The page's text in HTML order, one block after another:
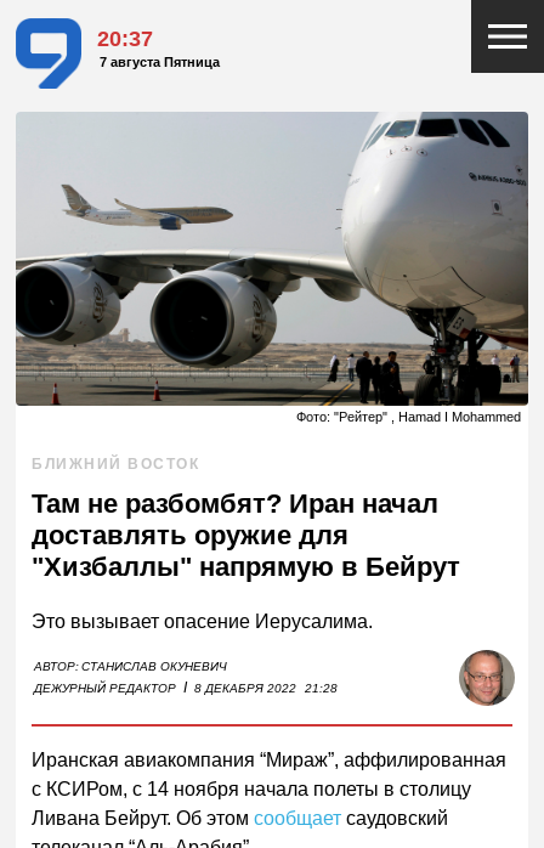
20:37
7 августа Пятница
Фото: "Рейтер" , Hamad I Mohammed
БЛИЖНИЙ ВОСТОК
Там не разбомбят? Иран начал
доставлять оружие для
"Хизбаллы" напрямую в Бейрут
Это вызывает опасение Иерусалима.
АВТОР:СТАНИСЛАВ ОКУНЕВИЧ
ДЕЖУРНЫЙ РЕДАКТОР I 8 ДЕКАБРЯ 2022 21:28
Иранская авиакомпания “Мираж”, аффилированная
с КСИРом, с 14 ноября начала полеты в столицу
Ливана Бейрут. Об этомсообщает саудовский